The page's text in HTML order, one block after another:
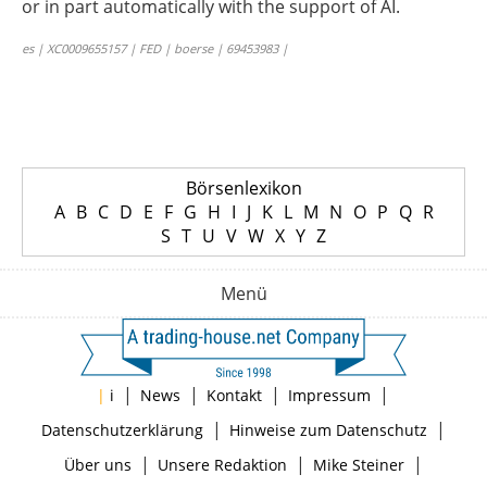
or in part automatically with the support of AI.
es | XC0009655157 | FED | boerse | 69453983 |
Börsenlexikon
A B C D E F G H I J K L M N O P Q R
S T U V W X Y Z
Menü
| i | News | Kontakt | Impressum |
Datenschutzerklärung| Hinweise zum Datenschutz |
Über uns | Unsere Redaktion | Mike Steiner|